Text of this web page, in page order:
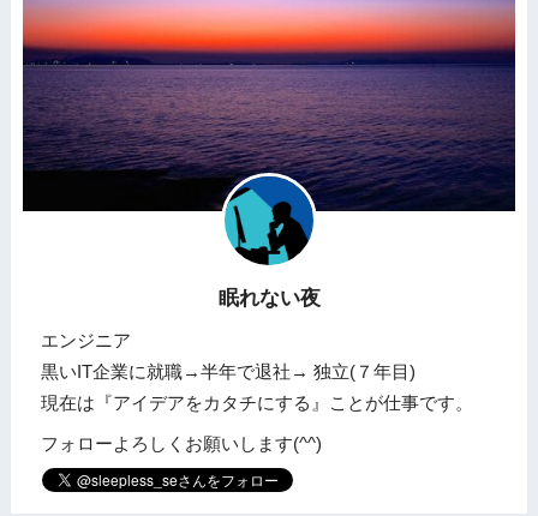
眠れない夜
エンジニア
黒いIT企業に就職→半年で退社→ 独立(７年目)
現在は『アイデアをカタチにする』ことが仕事です。
フォローよろしくお願いします(^^)